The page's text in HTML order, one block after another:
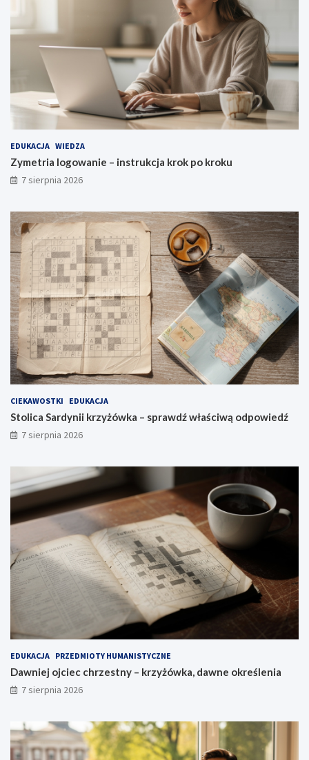
EDUKACJA WIEDZA
Zymetria logowanie – instrukcja krok po kroku
7 sierpnia 2026
CIEKAWOSTKI EDUKACJA
Stolica Sardynii krzyżówka – sprawdź właściwą odpowiedź
7 sierpnia 2026
EDUKACJA PRZEDMIOTY HUMANISTYCZNE
Dawniej ojciec chrzestny – krzyżówka, dawne określenia
7 sierpnia 2026